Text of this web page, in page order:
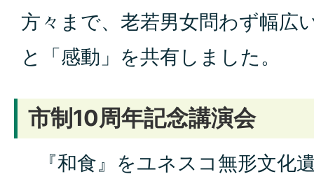
方々まで、老若男女問わず幅広
と「感動」を共有しました。
市制10周年記念講演会
『和食』をユネスコ無形文化